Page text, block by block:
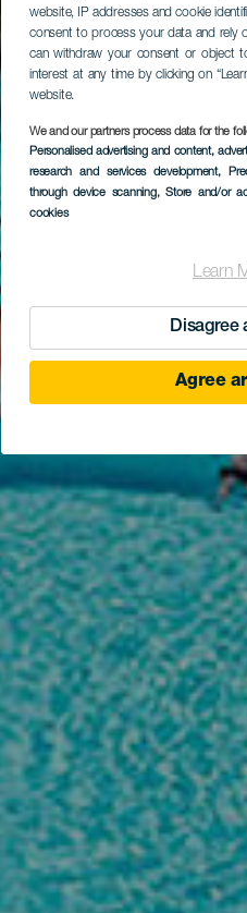
website, IP addresses and cookie
consent to process your data and rely
can withdraw your consent or object
interest at any time by clicking on
website.
We and our partners process data for the
Personalised advertising and content,
research and services development,
through device scanning, Store and/or
cookies
Learn
Disagree
Agree
Princesa
Hotel